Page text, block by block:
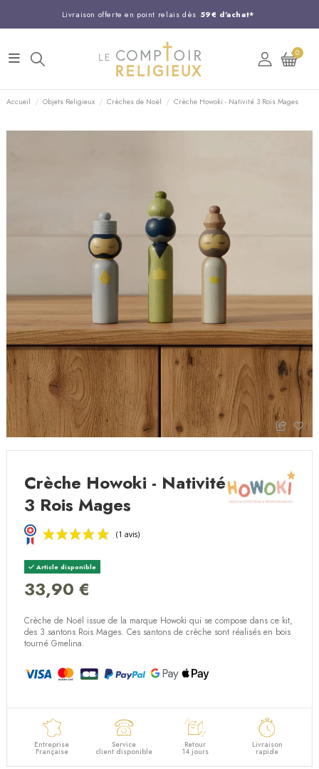
Livraison offerte en point relais dès 59€ d'achat*
Entreprise Française familiale
Support client disponible au 03 20 24 74 15
Commandez avant 14H, expédition le jour même !
0
Accueil Objets Religieux Crèches de Noël Crèche Howoki - Nativité 3 Rois Mages
Crèche Howoki - Nativité
3 Rois Mages
(1 avis)
Article disponible
33,90 €
Crèche de Noël issue de la marque Howoki qui se compose dans ce kit,
des 3 santons Rois Mages. Ces santons de crèche sont réalisés en bois
tourné Gmelina.
Entreprise
Française
Service
client disponible
Retour
14 jours
Livraison
rapide